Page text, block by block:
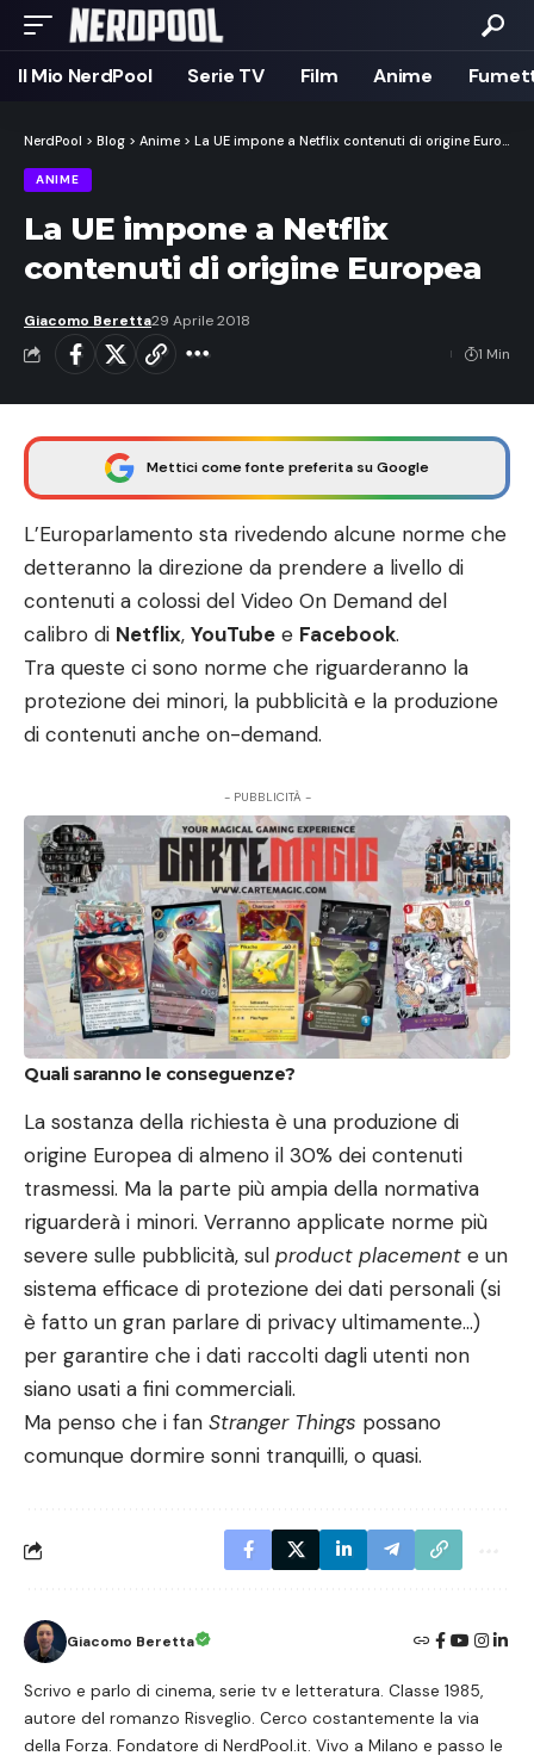
Il Mio NerdPool Serie TV Film Anime
NerdPool > Blog > Anime > La UE impone a Netflix contenuti di origine Europea
ANIME
La UE impone a Netflix
contenuti di origine Europea
Giacomo Beretta29 Aprile 2018
1 Min
Mettici come fonte preferita su Google
L’Europarlamento sta rivedendo alcune norme che
detteranno la direzione da prendere a livello di
contenuti a colossi del Video On Demand del
calibro di Netflix, YouTube e Facebook.
Tra queste ci sono norme che riguarderanno la
protezione dei minori, la pubblicità e la produzione
di contenuti anche on-demand.
- PUBBLICITÀ -
Quali saranno le conseguenze?
La sostanza della richiesta è una produzione di
origine Europea di almeno il 30% dei contenuti
trasmessi. Ma la parte più ampia della normativa
riguarderà i minori. Verranno applicate norme più
severe sulle pubblicità, sul product placement e un
sistema efficace di protezione dei dati personali (si
è fatto un gran parlare di privacy ultimamente…)
per garantire che i dati raccolti dagli utenti non
siano usati a fini commerciali.
Ma penso che i fan Stranger Things possano
comunque dormire sonni tranquilli, o quasi.
Giacomo Beretta
Scrivo e parlo di cinema, serie tv e letteratura. Classe 1985,
autore del romanzo Risveglio. Cerco costantemente la via
della Forza. Fondatore di NerdPool.it. Vivo a Milano e passo le